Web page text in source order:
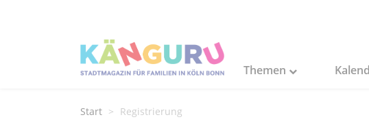
Themen
Start Registrierung